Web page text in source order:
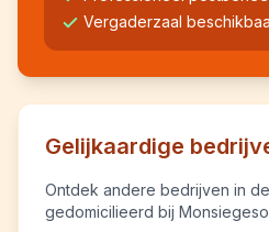
Vergaderzaal
Gelijkaardige
Ontdek andere bedrijven in
gedomicilieerd bij